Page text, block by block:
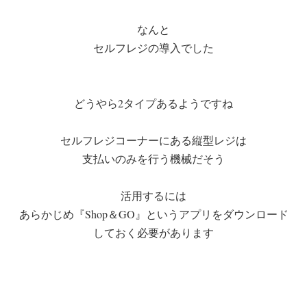
なんと
セルフレジの導入でした
どうやら2タイプあるようですね
セルフレジコーナーにある縦型レジは
支払いのみを行う機械だそう
活用するには
あらかじめ『Shop＆GO』というアプリをダウンロード
しておく必要があります